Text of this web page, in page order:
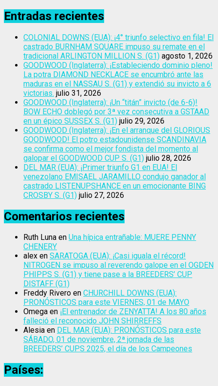
Entradas recientes
COLONIAL DOWNS (EUA): ¡4° triunfo selectivo en fila! El
castrado BURNHAM SQUARE impuso su remate en el
tradicional ARLINGTON MILLION S. (G1) agosto 1, 2026
GOODWOOD (Inglaterra): ¡Estableciendo dominio pleno!
La potra DIAMOND NECKLACE se encumbró ante las
maduras en el NASSAU S. (G1) y extendió su invicto a 6
victorias. julio 31, 2026
GOODWOOD (Inglaterra): ¡Un “titán” invicto (de 6-6)!
BOW ECHO doblegó por 3ª vez consecutiva a GSTAAD
en un épico SUSSEX S. (G1) julio 29, 2026
GOODWOOD (Inglaterra): ¡En el arranque del GLORIOUS
GOODWOOD! El potro estadounidense SCANDINAVIA
se confirma como el mejor fondista del momento al
galopar el GOODWOOD CUP S. (G1) julio 28, 2026
DEL MAR (EUA): ¡Primer triunfo G1 en EUA! El
venezolano EMISAEL JARAMILLO condujo ganador al
castrado LISTENUPSHANCE en un emocionante BING
CROSBY S. (G1) julio 27, 2026
Comentarios recientes
Ruth Luna en Una hípica entrañable: MUERE PENNY
CHENERY
alex en SARATOGA (EUA): ¡Casi iguala el récord!
NITROGEN se impuso al reverendo galope en el OGDEN
PHIPPS S. (G1) y tiene pase a la BREEDERS’ CUP
DISTAFF (G1)
Freddy Rivero en CHURCHILL DOWNS (EUA):
PRONÓSTICOS para este VIERNES, 01 de MAYO
Omega en ¡El entrenador de ZENYATTA! A los 80 años
falleció el reconocido JOHN SHIRREFFS
Alesia en DEL MAR (EUA): PRONÓSTICOS para este
SÁBADO, 01 de noviembre, 2ª jornada de las
BREEDERS’ CUPS 2025, el día de los Campeones
Países: